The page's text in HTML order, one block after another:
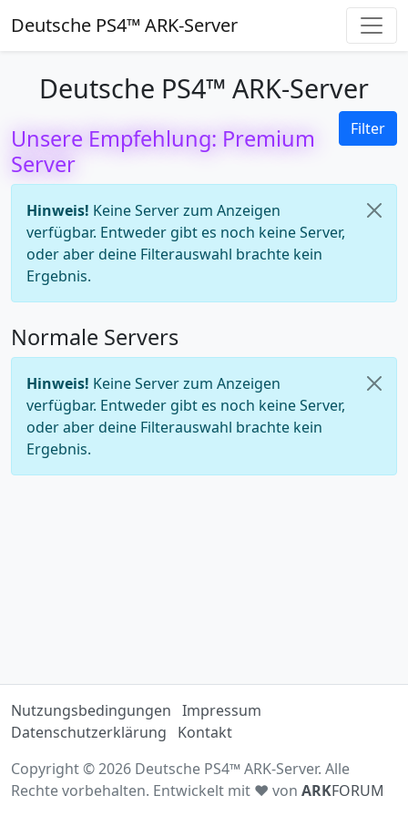
Deutsche PS4™ ARK-Server
Deutsche PS4™ ARK-Server
Filter
Unsere Empfehlung: Premium
Server
Hinweis! Keine Server zum Anzeigen
verfügbar. Entweder gibt es noch keine Server,
oder aber deine Filterauswahl brachte kein
Ergebnis.
Normale Servers
Hinweis! Keine Server zum Anzeigen
verfügbar. Entweder gibt es noch keine Server,
oder aber deine Filterauswahl brachte kein
Ergebnis.
Nutzungsbedingungen Impressum
Datenschutzerklärung
Kontakt
Copyright © 2026 Deutsche PS4™ ARK-Server. Alle
Rechte vorbehalten. Entwickelt mit ♥ von ARKFORUM